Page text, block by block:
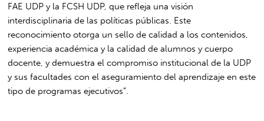
FAE UDP y la FCSH UDP, que refleja una visión
interdisciplinaria de las políticas públicas. Este
reconocimiento otorga un sello de calidad a los contenidos,
experiencia académica y la calidad de alumnos y cuerpo
docente, y demuestra el compromiso institucional de la UDP
y sus facultades con el aseguramiento del aprendizaje en este
tipo de programas ejecutivos”.